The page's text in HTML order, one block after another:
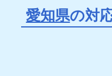
愛知県の対